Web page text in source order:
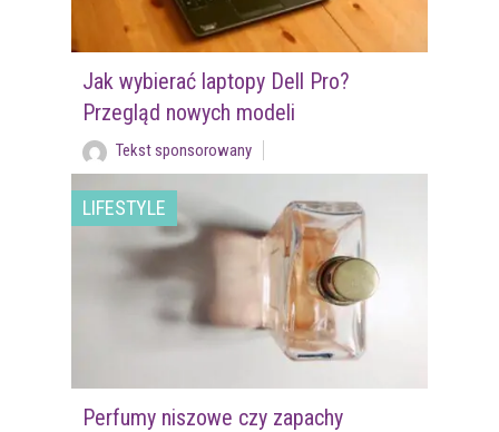
Jak wybierać laptopy Dell Pro?
Przegląd nowych modeli
Tekst sponsorowany
LIFESTYLE
Perfumy niszowe czy zapachy